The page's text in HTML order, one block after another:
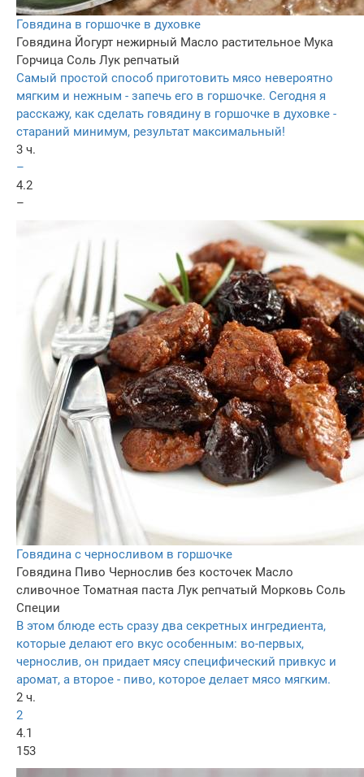
Говядина в горшочке в духовке
Говядина Йогурт нежирный Масло растительное Мука
Горчица Соль Лук репчатый
Самый простой способ приготовить мясо невероятно
мягким и нежным - запечь его в горшочке. Сегодня я
расскажу, как сделать говядину в горшочке в духовке -
стараний минимум, результат максимальный!
3 ч.
–
4.2
–
Говядина с черносливом в горшочке
Говядина Пиво Чернослив без косточек Масло
сливочное Томатная паста Лук репчатый Морковь Соль
Специи
В этом блюде есть сразу два секретных ингредиента,
которые делают его вкус особенным: во-первых,
чернослив, он придает мясу специфический привкус и
аромат, а второе - пиво, которое делает мясо мягким.
2 ч.
2
4.1
153